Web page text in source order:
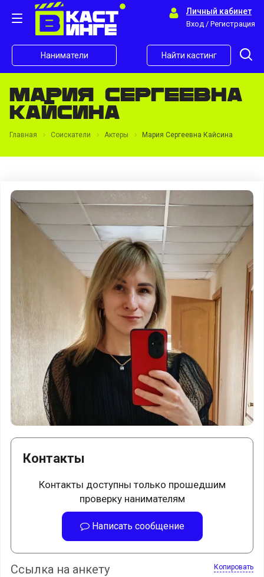
Личный кабинет
Вход / Регистрация
Наниматели Найти кастинг
Мария Сергеевна
Кайсина
Главная Соискатели Актеры Мария Сергеевна Кайсина
Контакты
Контакты доступны только прошедшим
проверку нанимателям
Написать сообщение
Ссылка на анкету Копировать